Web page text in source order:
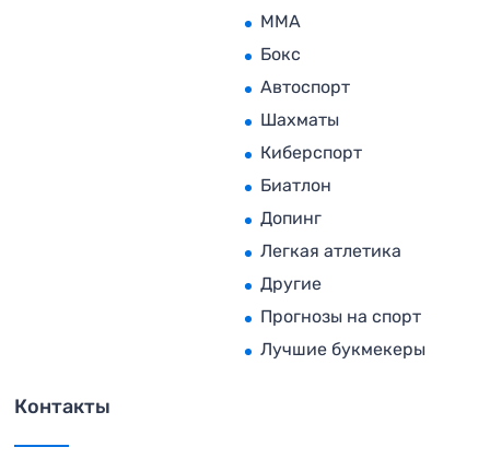
MMA
Бокс
Автоспорт
Шахматы
Киберспорт
Биатлон
Допинг
Легкая атлетика
Другие
Прогнозы на спорт
Лучшие букмекеры
Контакты